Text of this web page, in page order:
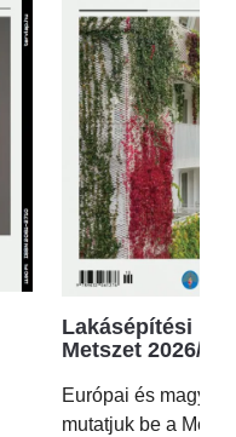
Lakásépítési
Metszet 2026/2.
Európai és magyar
mutatjuk be a